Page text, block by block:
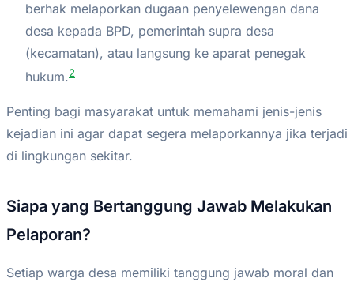
berhak melaporkan dugaan penyelewengan dana
desa kepada BPD, pemerintah supra desa
(kecamatan), atau langsung ke aparat penegak
hukum.2
Penting bagi masyarakat untuk memahami jenis-jenis
kejadian ini agar dapat segera melaporkannya jika terjadi
di lingkungan sekitar.
Siapa yang Bertanggung Jawab Melakukan
Pelaporan?
Setiap warga desa memiliki tanggung jawab moral dan